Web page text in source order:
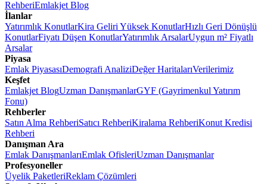
RehberiEmlakjet Blog
İlanlar
Yatırımlık KonutlarKira Geliri Yüksek KonutlarHızlı Geri Dönüşlü
KonutlarFiyatı Düşen KonutlarYatırımlık ArsalarUygun m² Fiyatlı
Arsalar
Piyasa
Emlak PiyasasıDemografi AnaliziDeğer HaritalarıVerilerimiz
Keşfet
Emlakjet BlogUzman DanışmanlarGYF (Gayrimenkul Yatırım
Fonu)
Rehberler
Satın Alma RehberiSatıcı RehberiKiralama RehberiKonut Kredisi
Rehberi
Danışman Ara
Emlak DanışmanlarıEmlak OfisleriUzman Danışmanlar
Profesyoneller
Üyelik PaketleriReklam Çözümleri